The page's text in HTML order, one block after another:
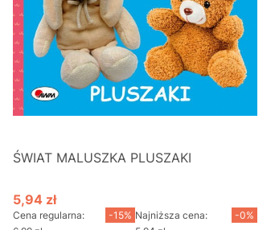
ŚWIAT MALUSZKA PLUSZAKI
Cena promocyjna
5,94 zł
Cena regularna:
-15% Najniższa cena:
-0%